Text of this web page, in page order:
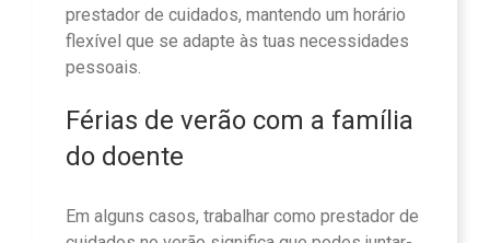
prestador de cuidados, mantendo um horário
flexível que se adapte às tuas necessidades
pessoais.
Férias de verão com a família
do doente
Em alguns casos, trabalhar como prestador de